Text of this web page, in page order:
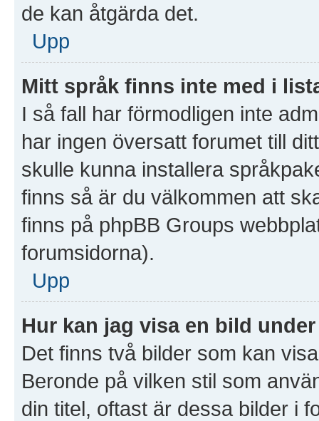
de kan åtgärda det.
Upp
Mitt språk finns inte med i
I så fall har förmodligen inte
har ingen översatt forumet till
skulle kunna installera
finns så är du välkommen att
finns på phpBB Groups
forumsidorna).
Upp
Hur kan jag visa en bild
Det finns två bilder som kan
Beronde på vilken stil som
din titel, oftast är dessa bilder i